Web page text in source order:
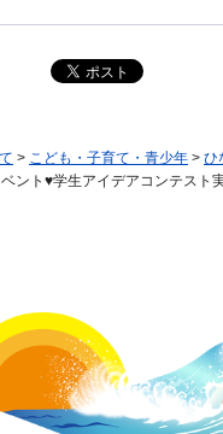
> こども・子育て・青少年 > ひ
ント♥学生アイデアコンテスト